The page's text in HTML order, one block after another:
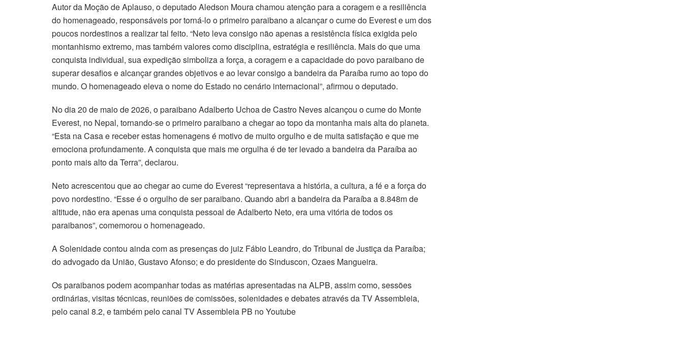
Autor da Moção de Aplauso, o deputado Aledson Moura chamou atenção para a coragem e a resiliência
do homenageado, responsáveis por torná-lo o primeiro paraibano a alcançar o cume do Everest e um dos
poucos nordestinos a realizar tal feito. “Neto leva consigo não apenas a resistência física exigida pelo
montanhismo extremo, mas também valores como disciplina, estratégia e resiliência. Mais do que uma
conquista individual, sua expedição simboliza a força, a coragem e a capacidade do povo paraibano de
superar desafios e alcançar grandes objetivos e ao levar consigo a bandeira da Paraíba rumo ao topo do
mundo. O homenageado eleva o nome do Estado no cenário internacional”, afirmou o deputado.
No dia 20 de maio de 2026, o paraibano Adalberto Uchoa de Castro Neves alcançou o cume do Monte
Everest, no Nepal, tornando-se o primeiro paraibano a chegar ao topo da montanha mais alta do planeta.
“Esta na Casa e receber estas homenagens é motivo de muito orgulho e de muita satisfação e que me
emociona profundamente. A conquista que mais me orgulha é de ter levado a bandeira da Paraíba ao
ponto mais alto da Terra”, declarou.
Neto acrescentou que ao chegar ao cume do Everest “representava a história, a cultura, a fé e a força do
povo nordestino. “Esse é o orgulho de ser paraibano. Quando abri a bandeira da Paraíba a 8.848m de
altitude, não era apenas uma conquista pessoal de Adalberto Neto, era uma vitória de todos os
paraibanos”, comemorou o homenageado.
A Solenidade contou ainda com as presenças do juiz Fábio Leandro, do Tribunal de Justiça da Paraíba;
do advogado da União, Gustavo Afonso; e do presidente do Sinduscon, Ozaes Mangueira.
Os paraibanos podem acompanhar todas as matérias apresentadas na ALPB, assim como, sessões
ordinárias, visitas técnicas, reuniões de comissões, solenidades e debates através da TV Assembleia,
pelo canal 8.2, e também pelo canal TV Assembleia PB no Youtube